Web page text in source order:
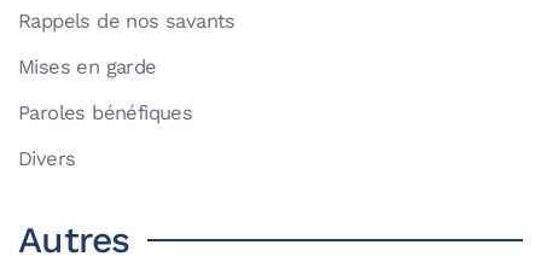
Rappels de nos savants
Mises en garde
Paroles bénéfiques
Divers
Autres